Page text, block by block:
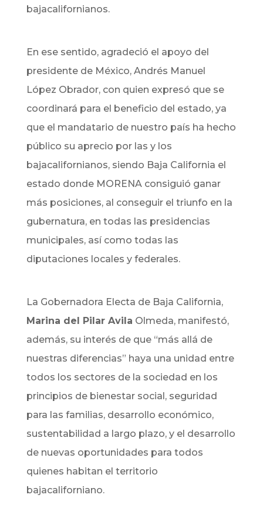
bajacalifornianos.
En ese sentido, agradeció el apoyo del
presidente de México, Andrés Manuel
López Obrador, con quien expresó que se
coordinará para el beneficio del estado, ya
que el mandatario de nuestro país ha hecho
público su aprecio por las y los
bajacalifornianos, siendo Baja California el
estado donde MORENA consiguió ganar
más posiciones, al conseguir el triunfo en la
gubernatura, en todas las presidencias
municipales, así como todas las
diputaciones locales y federales.
La Gobernadora Electa de Baja California,
Marina del Pilar Avila Olmeda, manifestó,
además, su interés de que “más allá de
nuestras diferencias” haya una unidad entre
todos los sectores de la sociedad en los
principios de bienestar social, seguridad
para las familias, desarrollo económico,
sustentabilidad a largo plazo, y el desarrollo
de nuevas oportunidades para todos
quienes habitan el territorio
bajacaliforniano.